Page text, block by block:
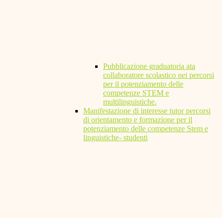
Pubblicazione graduatoria ata
collaboratore scolastico nei percorsi
per il potenziamento delle
competenze STEM e
multilinguistiche.
Manifestazione di interesse tutor percorsi
di orientamento e formazione per il
potenziamento delle competenze Stem e
linguistiche- studenti